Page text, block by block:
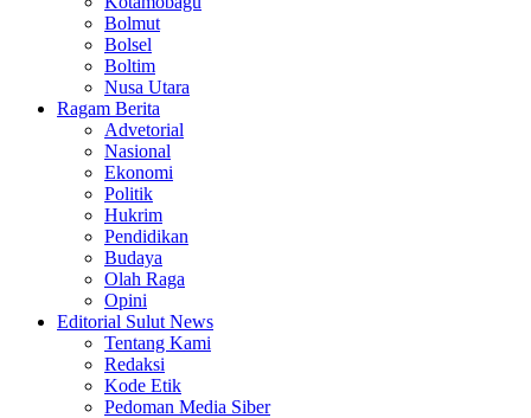
Bolmut
Bolsel
Boltim
Nusa Utara
Ragam Berita
Advetorial
Nasional
Ekonomi
Politik
Hukrim
Pendidikan
Budaya
Olah Raga
Opini
Editorial Sulut News
Tentang Kami
Redaksi
Kode Etik
Pedoman Media Siber